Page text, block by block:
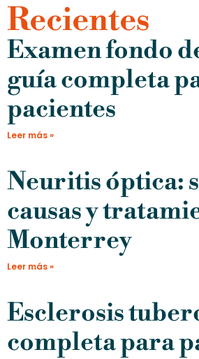
Recientes
Examen fondo
guía completa
pacientes
Leer más »
Neuritis óptica:
causas y
Monterrey
Leer más »
Esclerosis
completa para